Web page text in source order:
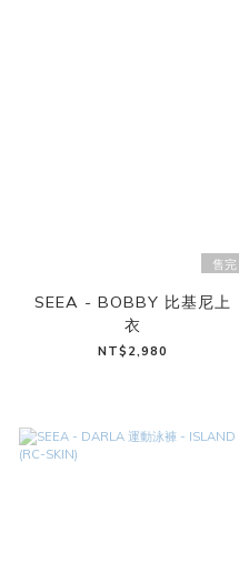
售完
SEEA - BOBBY 比基尼上
衣
NT$2,980